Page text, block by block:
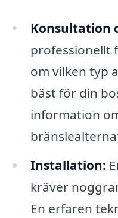
Konsultation
professionellt
om vilken typ
bäst för din
information
Installation:
kräver
En erfaren